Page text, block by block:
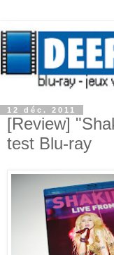
12 déc. 2011
[Review]
test Blu-ray